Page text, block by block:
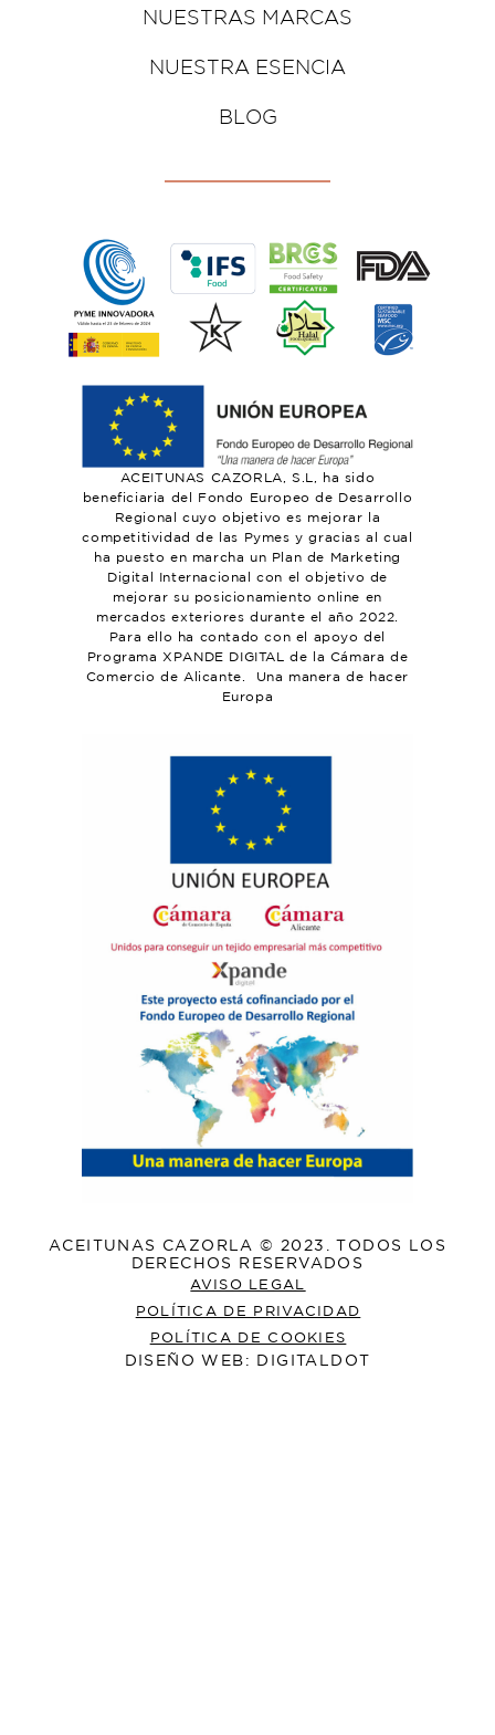
NUESTRAS MARCAS
NUESTRA ESENCIA
BLOG
ACEITUNAS CAZORLA, S.L, ha sido
beneficiaria del Fondo Europeo de Desarrollo
Regional cuyo objetivo es mejorar la
competitividad de las Pymes y gracias al cual
ha puesto en marcha un Plan de Marketing
Digital Internacional con el objetivo de
mejorar su posicionamiento online en
mercados exteriores durante el año 2022.
Para ello ha contado con el apoyo del
Programa XPANDE DIGITAL de la Cámara de
Comercio de Alicante. Una manera de hacer
Europa
ACEITUNAS CAZORLA © 2023. TODOS LOS
DERECHOS RESERVADOS
AVISO LEGAL
POLÍTICA DE PRIVACIDAD
POLÍTICA DE COOKIES
DISEÑO WEB: DIGITALDOT